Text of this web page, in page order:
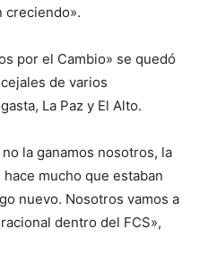
creciendo».
por el Cambio» se quedó
de varios
La Paz y El Alto.
la ganamos nosotros, la
mucho que estaban
nuevo. Nosotros vamos a
dentro del FCS»,